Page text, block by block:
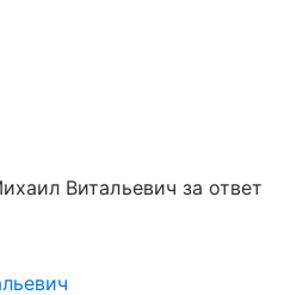
Витальевич за ответ